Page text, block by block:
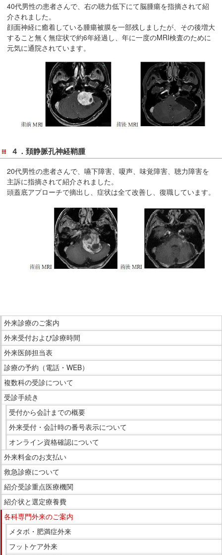
40代男性の患者さんで、右の聴力低下にて脳腫瘍を指摘されて紹
介されました。
顔面神経に癒着している腫瘍被膜を一部残しましたが、その後増大
すること無く無症状で約6年経過し、年に一度のMRI検査のために
元気に通院されています。
４．頚静脈孔神経鞘腫
20代男性の患者さんで、嚥下障害、嗄声、味覚障害、聴力障害を
主訴に指摘されて紹介されました。
頭蓋底アプローチで摘出し、症状は全て改善し、復職しています。
で
本
文
で
す。
こ
こ
か
ら
サ
イ
ド
メ
ュ
ー
で
す。
外来診療のご案内
外来受付および診療時間
外来医師担当表
診療の予約（電話・WEB）
複数科の受診について
受診手続き
受付から会計までの概要
外来受付・会計時の番号表示について
オンライン資格確認について
外来料金のお支払い
救急診療について
紹介受診重点医療機関
紹介状と選定療養費
各科専門外来のご案内
メタボ・肥満症外来
フットケア外来